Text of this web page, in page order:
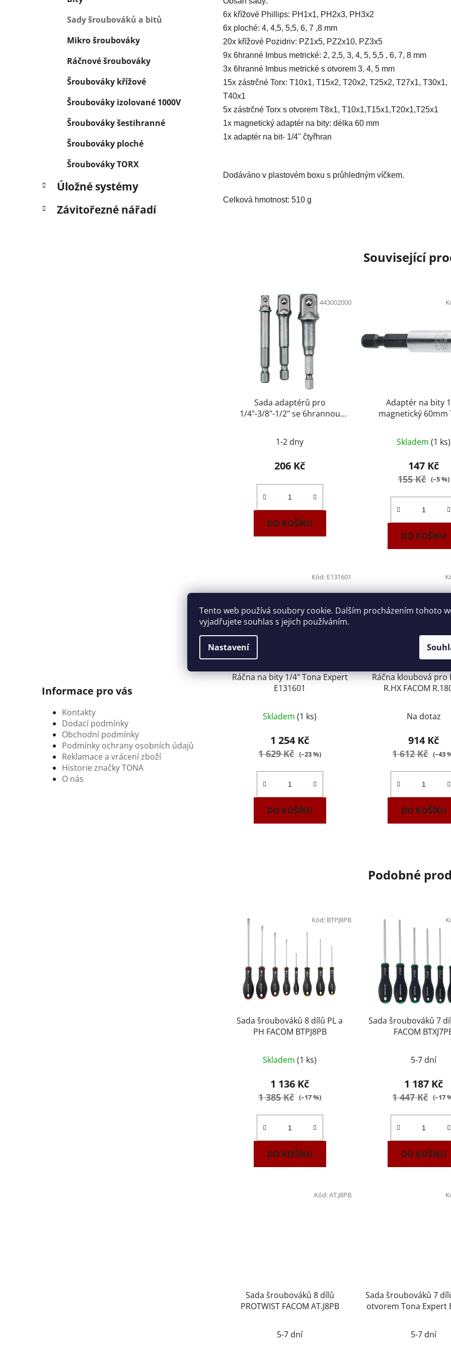
Tento web používá soubory cookie. Dalším procházením tohoto
vyjadřujete souhlas s jejich používáním.
Nastavení
Sady šroubováků a bitů
Mikro šroubováky
Ráčnové šroubováky
Šroubováky křížové
Šroubováky izolované 1000V
Šroubováky šestihranné
Šroubováky ploché
Šroubováky TORX
Úložné systémy
Závitořezné nářadí
Informace pro vás
Kontakty
Dodací podmínky
Obchodní podmínky
Podmínky ochrany osobních údajů
Reklamace a vrácení zboží
Historie značky TONA
O nás
6x křížové Phillips: PH1x1, PH2x3, PH3x2
6x ploché: 4, 4,5, 5,5, 6, 7 ,8 mm
20x křížové Pozidriv: PZ1x5, PZ2x10, PZ3x5
9x 6hranné Imbus metrické: 2, 2,5, 3, 4, 5, 5,5 , 6, 7, 8 mm
3x 6hranné Imbus metrické s otvorem 3, 4, 5 mm
15x zástrčné Torx: T10x1, T15x2, T20x2, T25x2, T27x1, T30x1,
T40x1
5x zástrčné Torx s otvorem T8x1, T10x1,T15x1,T20x1,T25x1
1x magnetický adaptér na bity: délka 60 mm
1x adaptér na bit- 1/4" čtyřhran
Dodáváno v plastovém boxu s průhledným víčkem.
Celková hmotnost: 510 g
Související
Sada adaptérů pro
1/4"-3/8"-1/2" se 6hrannou
1-2 dny
206 Kč
DO KOŠÍKU
Kód:443002000
Adaptér na bity
magnetický 60mm
Skladem(1 ks)
147 Kč
155 Kč (–5 %)
DO KOŠÍKU
Ráčna na bity 1/4" Tona Expert
E131601
Skladem(1 ks)
1 254 Kč
1 629 Kč (–23 %)
DO KOŠÍKU
Kód: E131601
Ráčna kloubová pro
R.HX FACOM
Na dotaz
914 Kč
1 612 Kč (–43
DO KOŠÍKU
Podobné
Sada šroubováků 8 dílů PL a
PH FACOM BTPJ8PB
Skladem(1 ks)
1 136 Kč
1 385 Kč (–17 %)
DO KOŠÍKU
Kód: BTPJ8PB
Sada šroubováků 7
FACOM
5-7 dní
1 187 Kč
1 447 Kč (–17
DO KOŠÍKU
Sada šroubováků 8 dílů
PROTWIST FACOM AT.J8PB
5-7 dní
Kód:AT.J8PB
Sada šroubováků 7
otvorem Tona Expert
5-7 dní